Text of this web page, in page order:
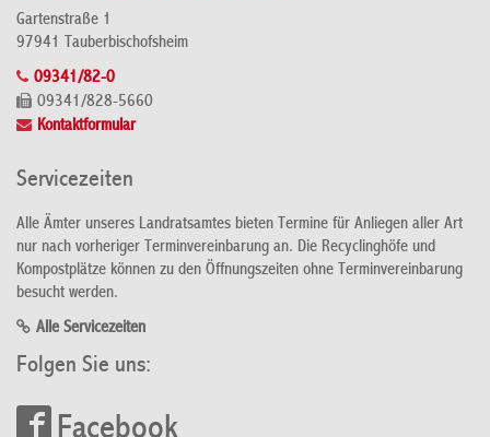
Gartenstraße 1
97941 Tauberbischofsheim
09341/82-0
09341/828-5660
Kontaktformular
Servicezeiten
Alle Ämter unseres Landratsamtes bieten Termine für Anliegen aller Art
nur nach vorheriger Terminvereinbarung an. Die Recyclinghöfe und
Kompostplätze können zu den Öffnungszeiten ohne Terminvereinbarung
besucht werden.
Alle Servicezeiten
Folgen Sie uns: